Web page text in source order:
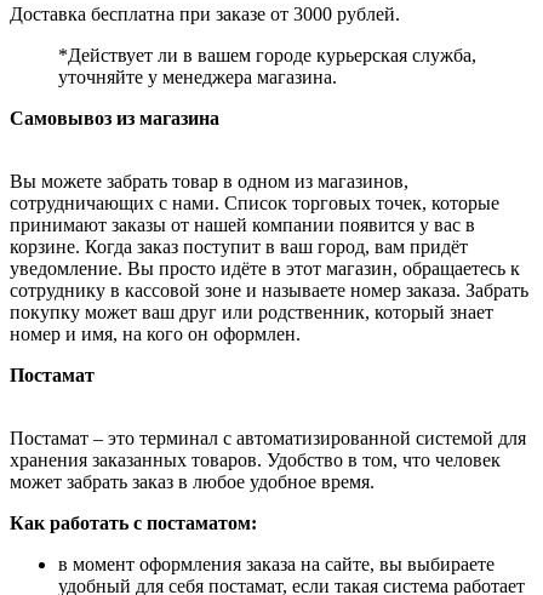
Доставка бесплатна при заказе от 3000 рублей.
*Действует ли в вашем городе курьерская служба,
уточняйте у менеджера магазина.
Самовывоз из магазина
Вы можете забрать товар в одном из магазинов,
сотрудничающих с нами. Список торговых точек, которые
принимают заказы от нашей компании появится у вас в
корзине. Когда заказ поступит в ваш город, вам придёт
уведомление. Вы просто идёте в этот магазин, обращаетесь к
сотруднику в кассовой зоне и называете номер заказа. Забрать
покупку может ваш друг или родственник, который знает
номер и имя, на кого он оформлен.
Постамат
Постамат – это терминал с автоматизированной системой для
хранения заказанных товаров. Удобство в том, что человек
может забрать заказ в любое удобное время.
Как работать с постаматом:
в момент оформления заказа на сайте, вы выбираете
удобный для себя постамат, если такая система работает